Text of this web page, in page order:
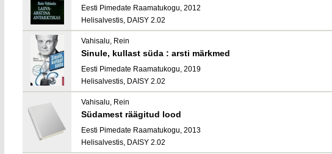
Eesti Pimedate Raamatukogu, 2012
Helisalvestis, DAISY 2.02
Vahisalu, Rein
Sinule, kullast süda : arsti märkmed
Eesti Pimedate Raamatukogu, 2019
Helisalvestis, DAISY 2.02
Vahisalu, Rein
Südamest räägitud lood
Eesti Pimedate Raamatukogu, 2013
Helisalvestis, DAISY 2.02